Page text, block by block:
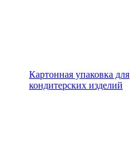
Картонная упаковка для
кондитерских изделий